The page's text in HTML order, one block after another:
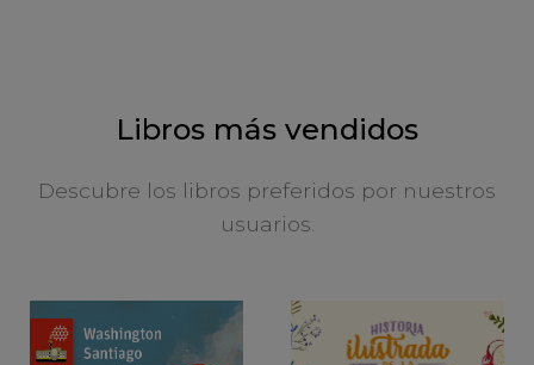
Libros más vendidos
Descubre los libros preferidos por nuestros
usuarios.